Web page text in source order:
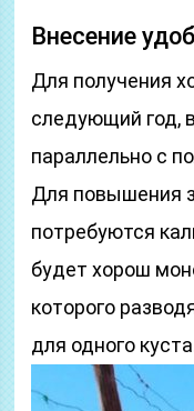
Внесение
Для получения
следующий год,
параллельно с
Для повышения
потребуются
будет хорош
которого
для одного